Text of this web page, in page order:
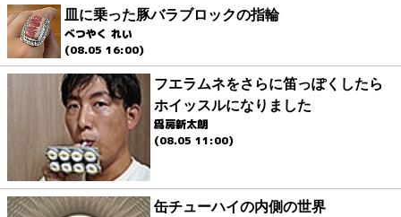
皿に乗った豚バラブロックの指輪
べつやく れい
(08.05 16:00)
フエラムネをさらに笛っぽくしたら
ホイッスルになりました
爲房新太朗
(08.05 11:00)
缶チューハイの内側の世界